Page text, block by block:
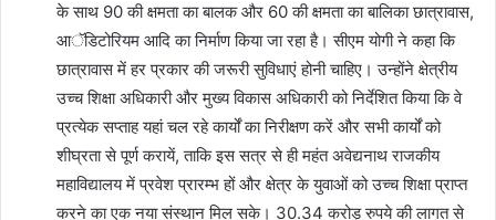
के साथ 90 की क्षमता का बालक और 60 की क्षमता का बालिका छात्रावास,
आॅडिटोरियम आदि का निर्माण किया जा रहा है। सीएम योगी ने कहा कि
छात्रावास में हर प्रकार की जरूरी सुविधाएं होनी चाहिए। उन्होंने क्षेत्रीय
उच्च शिक्षा अधिकारी और मुख्य विकास अधिकारी को निर्देशित किया कि वे
प्रत्येक सप्ताह यहां चल रहे कार्यों का निरीक्षण करें और सभी कार्यों को
शीघ्रता से पूर्ण करायें, ताकि इस सत्र से ही महंत अवेद्यनाथ राजकीय
महाविद्यालय में प्रवेश प्रारम्भ हों और क्षेत्र के युवाओं को उच्च शिक्षा प्राप्त
करने का एक नया संस्थान मिल सके। 30.34 करोड़ रुपये की लागत से